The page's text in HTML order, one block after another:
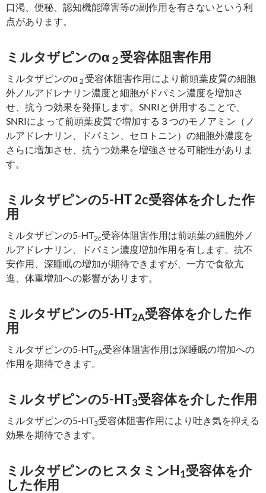
口渇、便秘、認知機能障害等の副作用を有さないという利
点があります。
ミルタザピンのα ２ 受容体阻害作用
ミルタザピンのα ２ 受容体阻害作用により前頭葉皮質の細胞
外ノルアドレナリン濃度と細胞がドパミン濃度を増加さ
せ、抗うつ効果を発揮します。SNRIと併用することで、
SNRIによって前頭葉皮質で増加する３つのモノアミン（ノ
ルアドレナリン、ドパミン、セロトニン）の細胞外濃度を
さらに増加させ、抗うつ効果を増強させる可能性がありま
す。
ミルタザピンの5-HT 2c受容体を介した作
用
ミルタザピンの5-HT2c受容体阻害作用は前頭葉の細胞外ノ
ルアドレナリン、ドパミン濃度増加作用を有します。抗不
安作用、深睡眠の増加が期待できますが、一方で食欲亢
進、体重増加への影響があります。
ミルタザピンの5-HT2A受容体を介した作
用
ミルタザピンの5-HT2A受容体阻害作用は深睡眠の増加への
作用を期待できます。
ミルタザピンの5-HT3受容体を介した作用
ミルタザピンの5-HT3受容体阻害作用により吐き気を抑える
効果を期待できます。
ミルタザピンのヒスタミンH1受容体を介
した作用